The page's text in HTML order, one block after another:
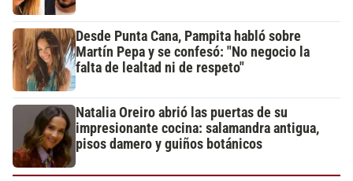
Desde Punta Cana, Pampita habló sobre
Martín Pepa y se confesó: "No negocio la
falta de lealtad ni de respeto"
Natalia Oreiro abrió las puertas de su
impresionante cocina: salamandra antigua,
pisos damero y guiños botánicos